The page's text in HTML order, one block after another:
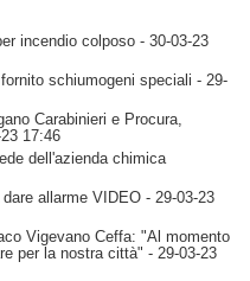
incendio colposo- 30-03-23
schiumogeni speciali - 29-
Carabinieri e Procura,
17:46
dell'azienda chimica
allarme VIDEO- 29-03-23
Vigevano Ceffa: "Al momento
per la nostra città" - 29-03-23